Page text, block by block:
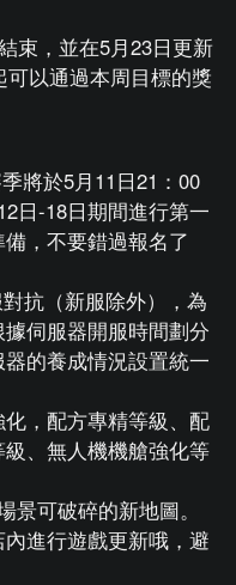
束，並在5月23日更新
以通過本周目標的獎
將於5月11日21：00
日-18日期間進行第一
，不要錯過報名了
抗（新服除外），為
伺服器開服時間劃分
的養成情況設置統一
化，配方專精等級、配
、無人機機艙強化等
可破碎的新地圖。
進行遊戲更新哦，避